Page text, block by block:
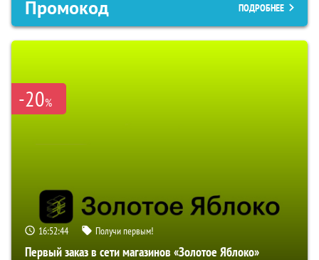
Промокод ПОДРОБНЕЕ
-20%
16:52:43 Получи первым!
Первый заказ в сети магазинов «Золотое Яблоко»